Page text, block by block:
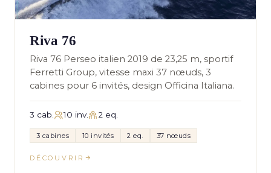
Riva 76
Riva 76 Perseo italien 2019 de 23,25 m, sportif
Ferretti Group, vitesse maxi 37 nœuds, 3
cabines pour 6 invités, design Officina Italiana.
3 cab. 10 inv. 2 eq.
3 cabines 10 invités 2 eq. 37 nœuds
DÉCOUVRIR